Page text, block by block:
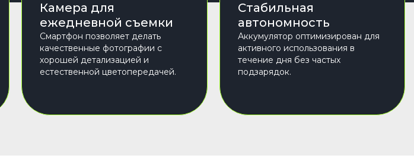
Камера для
ежедневной съемки
Смартфон позволяет делать
качественные фотографии с
хорошей детализацией и
естественной цветопередачей.
Стабильная
автономность
Аккумулятор оптимизирован для
активного использования в
течение дня без частых
подзарядок.